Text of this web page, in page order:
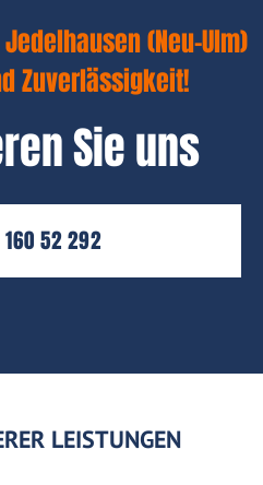
(Neu-Ulm)
Zuverlässigkeit!
Sie uns
160 52 292
LEISTUNGEN